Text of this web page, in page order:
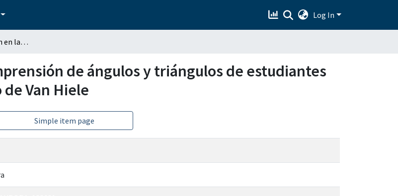
Log In
Grados de adquisición en la comprensión de ángulos y triángulos de estudiantes de bachillerato según el modelo de Van Hiele
de ángulos y triángulos de estudiantes
Van Hiele
Simple item page